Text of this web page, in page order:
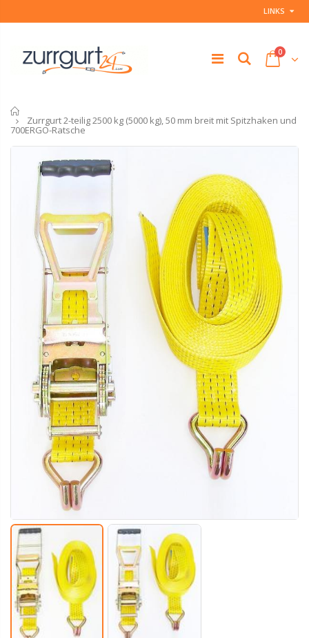
LINKS
0
Zurrgurt 2-teilig 2500 kg (5000 kg), 50 mm breit mit Spitzhaken und
700ERGO-Ratsche